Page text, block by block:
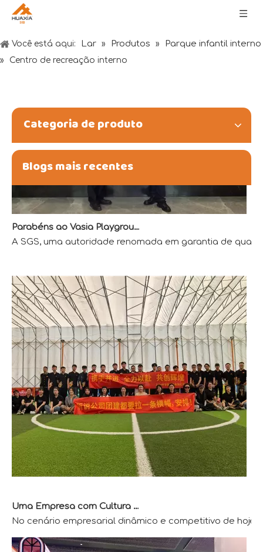
Você está aqui: Lar » Produtos » Parque infantil interno
» Centro de recreação interno
Categoria de produto
Blogs mais recentes
A SGS, uma autoridade renomada em garantia de
No cenário empresarial dinâmico e competitivo de